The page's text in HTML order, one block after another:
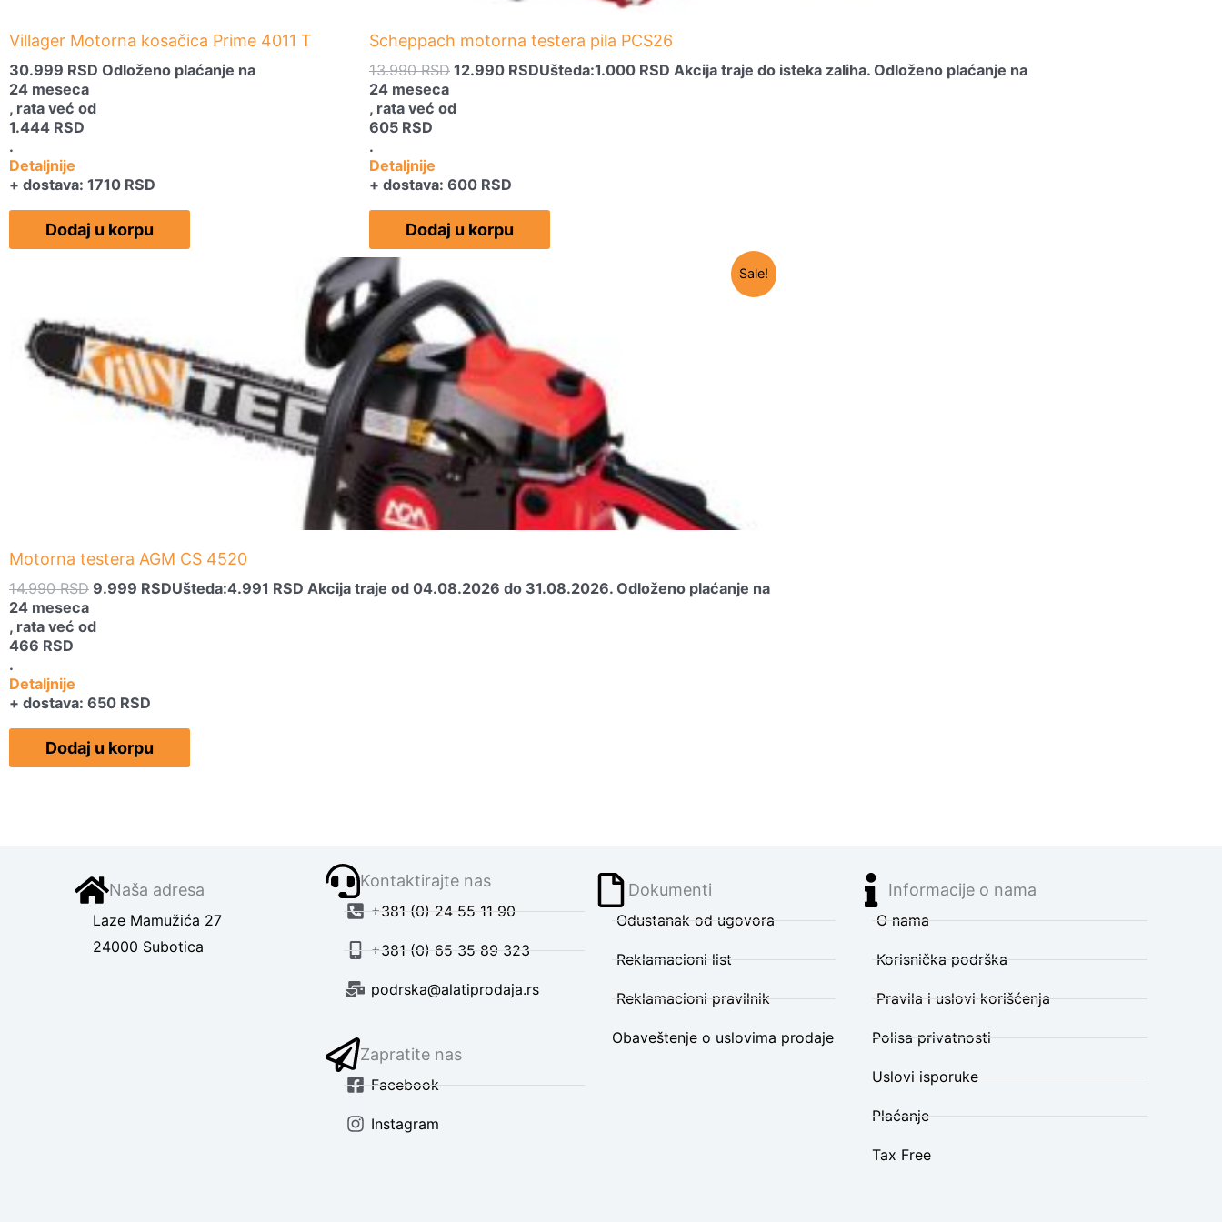
Villager Motorna kosačica Prime 4011 T
30.999 RSD Odloženo plaćanje na
24 meseca
, rata već od
1.444 RSD
.
Detaljnije
+ dostava: 1710 RSD
Dodaj u korpu
Scheppach motorna testera pila PCS26
13.990RSD 12.990 RSDUšteda:1.000 RSD Akcija traje do isteka zaliha. Odloženo plaćanje na
24 meseca
, rata već od
605 RSD
.
Detaljnije
+ dostava: 600 RSD
Dodaj u korpu
Sale!
Motorna testera AGM CS 4520
14.990RSD
bila:
14.990 RSD.
9.999 RSDUšteda:4.991 RSD Akcija traje od 04.08.2026 do 31.08.2026. Odloženo plaćanje na
24 meseca
, rata već od
466 RSD
.
Detaljnije
+ dostava: 650 RSD
Dodaj u korpu
Naša adresa
Laze Mamužića 27
24000 Subotica
Kontaktirajte nas
+381 (0) 24 55 11 90
+381 (0) 65 35 89 323
podrska@alatiprodaja.rs
Zapratite nas
Facebook
Instagram
Dokumenti
Odustanak od ugovora
Reklamacioni list
Reklamacioni pravilnik
Obaveštenje o uslovima prodaje
Informacije o nama
O nama
Korisnička podrška
Pravila i uslovi korišćenja
Polisa privatnosti
Uslovi isporuke
Plaćanje
Tax Free